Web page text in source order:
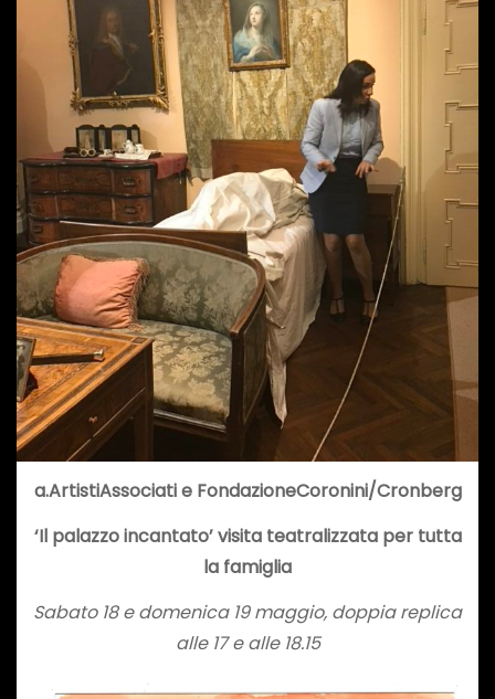
a.ArtistiAssociati e FondazioneCoronini/Cronberg
‘Il palazzo incantato’ visita teatralizzata per tutta
la famiglia
Sabato 18 e domenica 19 maggio, doppia replica
alle 17 e alle 18.15